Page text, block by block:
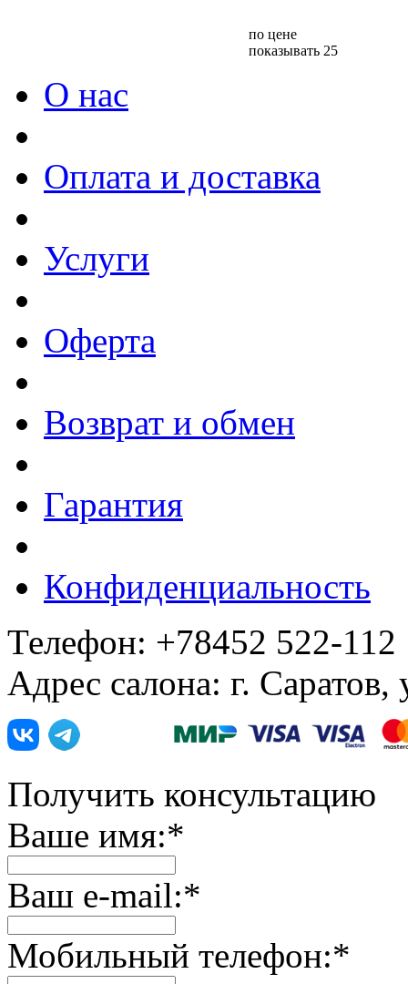
по цене
показывать 25
О нас
Оплата и доставка
Услуги
Оферта
Возврат и обмен
Гарантия
Конфиденциальность
Телефон: +78452 522-112
Адрес салона: г. Саратов,
Получить консультацию
Ваше имя:*
Ваш e-mail:*
Мобильный телефон:*